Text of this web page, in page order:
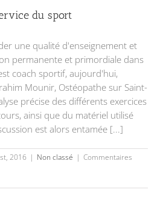
du sport
une qualité d'enseignement et
permanente et primordiale dans
coach sportif, aujourd'hui,
Mounir, Ostéopathe sur Saint-
précise des différents exercices
ainsi que du matériel utilisé
est alors entamée [...]
2016 | Non classé | Commentaires